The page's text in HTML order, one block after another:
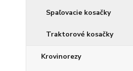
Spaľovacie kosačky
Traktorové kosačky
Krovinorezy